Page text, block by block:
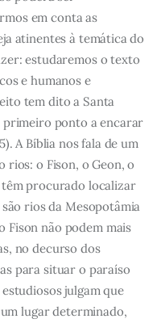
em conta as
atinentes à temática do
estudaremos o texto
e humanos e
tem dito a Santa
primeiro ponto a encarar
A Bíblia nos fala de um
o Fison, o Geon, o
têm procurado localizar
rios da Mesopotâmia
Fison não podem mais
no decurso dos
para situar o paraíso
julgam que
lugar determinado,